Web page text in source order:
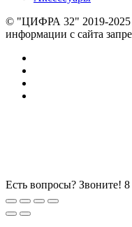
© "ЦИФРА 32" 2019-2025
информации с сайта
Есть вопросы? Звоните! 8